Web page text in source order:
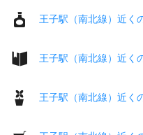
王子駅（南北線）近く
王子駅（南北線）近く
王子駅（南北線）近く